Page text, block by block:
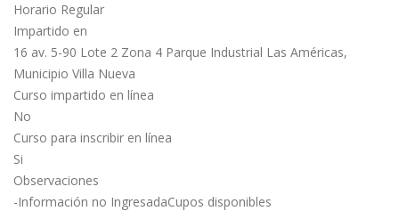
Horario Regular
Impartido en
16 av. 5-90 Lote 2 Zona 4 Parque Industrial Las Américas,
Municipio Villa Nueva
Curso impartido en línea
No
Curso para inscribir en línea
Si
Observaciones
-Información no IngresadaCupos disponibles